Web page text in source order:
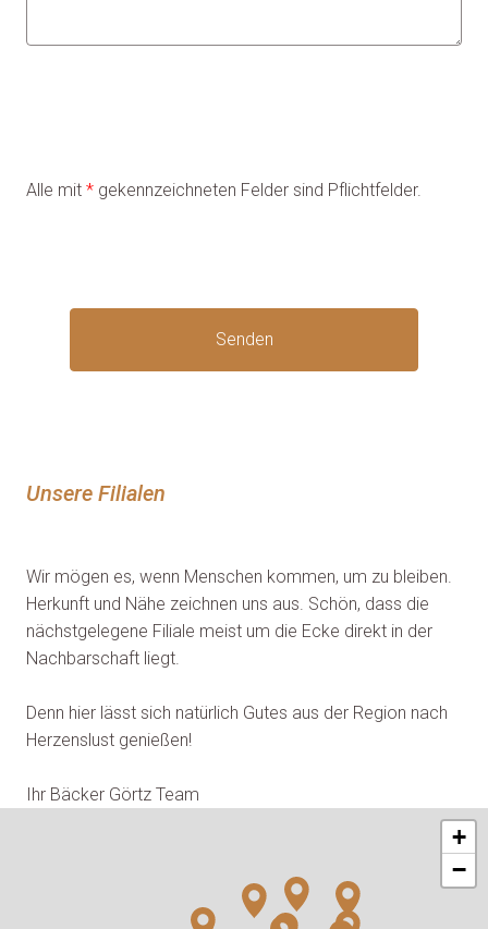
Alle mit * gekennzeichneten Felder sind Pflichtfelder.
Senden
Unsere Filialen
Wir mögen es, wenn Menschen kommen, um zu bleiben.
Herkunft und Nähe zeichnen uns aus. Schön, dass die
nächstgelegene Filiale meist um die Ecke direkt in der
Nachbarschaft liegt.
Denn hier lässt sich natürlich Gutes aus der Region nach
Herzenslust genießen!
Ihr Bäcker Görtz Team
+
−